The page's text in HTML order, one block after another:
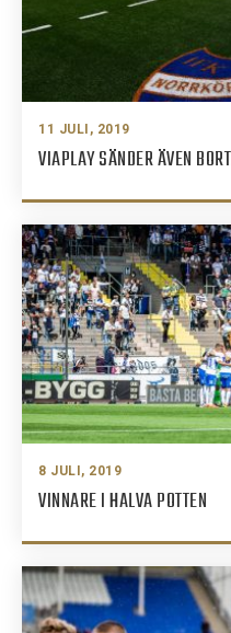
11 JULI, 2019
VIAPLAY SÄNDER ÄVEN
8 JULI, 2019
VINNARE I HALVA POTTEN